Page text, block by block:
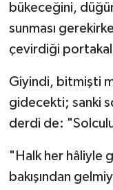
bükeceğini,
sunması
çevirdiği
Giyindi, bitmişti
gidecekti; sanki
derdi de:
"Halk her hâliyle
bakışından